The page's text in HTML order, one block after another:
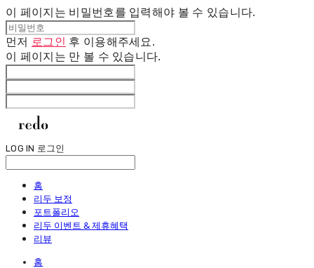
이 페이지는 비밀번호를 입력해야 볼 수 있습니다.
먼저 로그인 후 이용해주세요.
이 페이지는 만 볼 수 있습니다.
LOG IN 로그인
홈
리두 보정
포트폴리오
리두 이벤트 & 제휴혜택
리뷰
홈